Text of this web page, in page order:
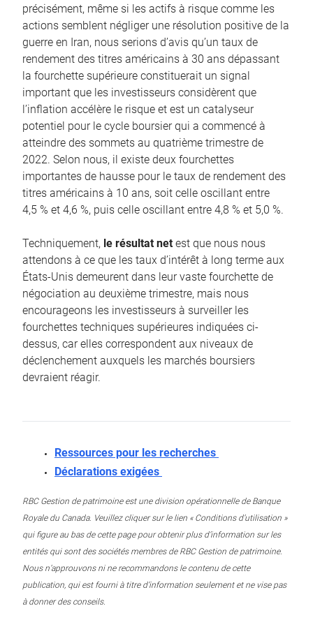
précisément, même si les actifs à risque comme les
actions semblent négliger une résolution positive de la
guerre en Iran, nous serions d’avis qu’un taux de
rendement des titres américains à 30 ans dépassant
la fourchette supérieure constituerait un signal
important que les investisseurs considèrent que
l’inflation accélère le risque et est un catalyseur
potentiel pour le cycle boursier qui a commencé à
atteindre des sommets au quatrième trimestre de
2022. Selon nous, il existe deux fourchettes
importantes de hausse pour le taux de rendement des
titres américains à 10 ans, soit celle oscillant entre
4,5 % et 4,6 %, puis celle oscillant entre 4,8 % et 5,0 %.
Techniquement, le résultat net est que nous nous
attendons à ce que les taux d’intérêt à long terme aux
États-Unis demeurent dans leur vaste fourchette de
négociation au deuxième trimestre, mais nous
encourageons les investisseurs à surveiller les
fourchettes techniques supérieures indiquées ci-
dessus, car elles correspondent aux niveaux de
déclenchement auxquels les marchés boursiers
devraient réagir.
Ressources pour les recherches
Déclarations exigées
RBC Gestion de patrimoine est une division opérationnelle de Banque
Royale du Canada. Veuillez cliquer sur le lien « Conditions d’utilisation »
qui figure au bas de cette page pour obtenir plus d’information sur les
entités qui sont des sociétés membres de RBC Gestion de patrimoine.
Nous n’approuvons ni ne recommandons le contenu de cette
publication, qui est fourni à titre d’information seulement et ne vise pas
à donner des conseils.